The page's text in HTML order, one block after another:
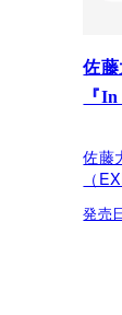
佐
『
佐藤
（
発売